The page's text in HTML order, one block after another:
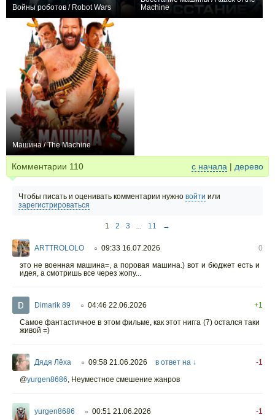
Войны роботов / Robot Wars
Machine
Машина / The Machine
Комментарии 110 с начала | дерево
Чтобы писать и оценивать комментарии нужно войти или
зарегистрироваться
1 2 3 ... 11 →
ARTTROLOLO ○ 09:33 16.07.2026
0
это не военная машина=, а поровая машина.) вот и бюджет есть и
идея, а смотришь все через жопу...
Dimarik 89 ○ 04:46 22.06.2026
+1
Самое фантастичное в этом фильме, как этот нигга (7) остался таки
живой =)
Дядя Лёха ○ 09:58 21.06.2026 в ответ на ↓
-1
@yurgen8686, Неуместное смешение жанров
yurgen8686 ○ 00:51 21.06.2026 -1